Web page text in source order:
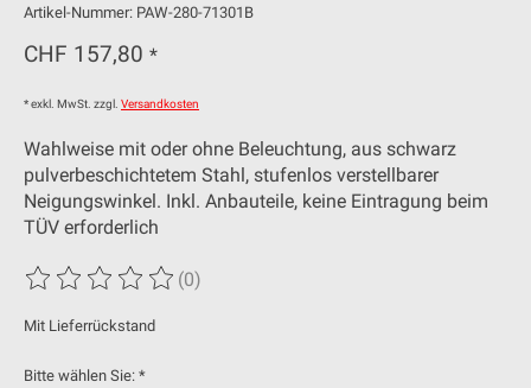
Artikel-Nummer: PAW-280-71301B
CHF 157,80 *
* exkl. MwSt. zzgl. Versandkosten
Wahlweise mit oder ohne Beleuchtung, aus schwarz
pulverbeschichtetem Stahl, stufenlos verstellbarer
Neigungswinkel. Inkl. Anbauteile, keine Eintragung beim
TÜV erforderlich
Die Bewertung dieses Produkts ist
(0)
Mit Lieferrückstand
Bitte wählen Sie: *